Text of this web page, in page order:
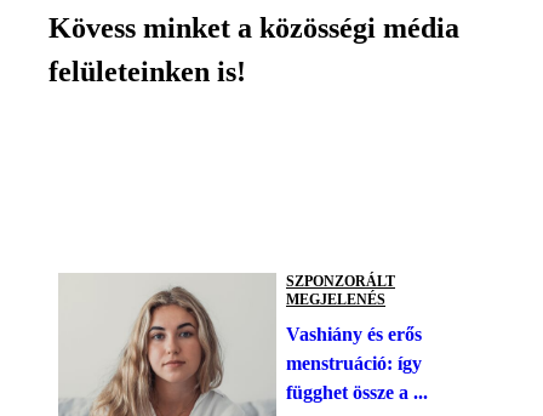
Kövess minket a közösségi média
felületeinken is!
SZPONZORÁLT
MEGJELENÉS
Vashiány és erős
menstruáció: így
függhet össze a ...